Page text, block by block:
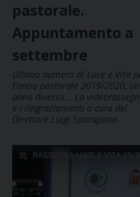
pastorale.
Appuntamento a
settembre
Ultimo numero di Luce e Vita
l'anno pastorale 2019/2020, un
anno diverso... La
e i ringraziamenti a cura del
Direttore Luigi Sparapano